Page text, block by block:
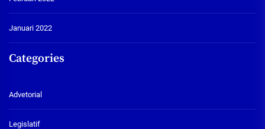
Januari 2022
Categories
Advetorial
Legislatif